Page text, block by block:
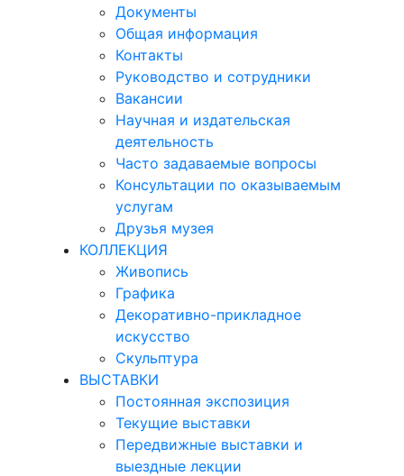
Документы
Общая информация
Контакты
Руководство и сотрудники
Вакансии
Научная и издательская
деятельность
Часто задаваемые вопросы
Консультации по оказываемым
услугам
Друзья музея
КОЛЛЕКЦИЯ
Живопись
Графика
Декоративно-прикладное
искусство
Скульптура
ВЫСТАВКИ
Постоянная экспозиция
Текущие выставки
Передвижные выставки и
выездные лекции